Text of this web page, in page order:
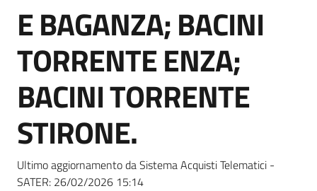
E BAGANZA; BACINI
TORRENTE ENZA;
BACINI TORRENTE
STIRONE.
Ultimo aggiornamento da Sistema Acquisti Telematici -
SATER: 26/02/2026 15:14